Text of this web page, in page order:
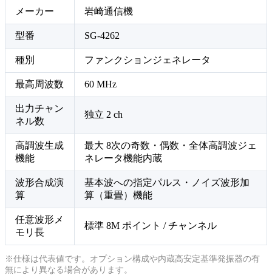
メーカー 岩崎通信機
型番 SG-4262
種別 ファンクションジェネレータ
最高周波数 60 MHz
出力チャン
ネル数
独立 2 ch
高調波生成
機能
最大 8次の奇数・偶数・全体高調波ジェ
ネレータ機能内蔵
波形合成演
算
基本波への指定パルス・ノイズ波形加
算（重畳）機能
任意波形メ
モリ長
標準 8M ポイント / チャンネル
※仕様は代表値です。オプション構成や内蔵高安定基準発振器の有
無により異なる場合があります。